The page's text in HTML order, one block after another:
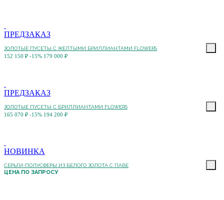
ПРЕДЗАКАЗ
ЗОЛОТЫЕ ПУСЕТЫ С ЖЕЛТЫМИ БРИЛЛИАНТАМИ FLOWERS
152 150 ₽ -15% 179 000 ₽
ПРЕДЗАКАЗ
ЗОЛОТЫЕ ПУСЕТЫ С БРИЛЛИАНТАМИ FLOWERS
165 070 ₽ -15% 194 200 ₽
НОВИНКА
СЕРЬГИ-ПОЛУСФЕРЫ ИЗ БЕЛОГО ЗОЛОТА С ПАВЕ
ЦЕНА ПО ЗАПРОСУ